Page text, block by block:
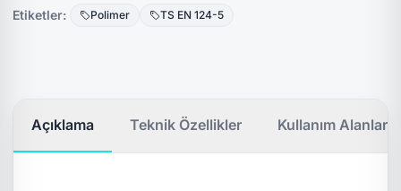
Etiketler: Polimer TS EN 124-5
Açıklama Teknik Özellikler Kullanım Alanları